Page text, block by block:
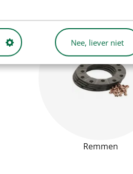
Nee, liever niet
Remmen